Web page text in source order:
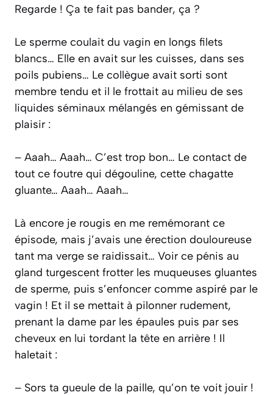
Regarde ! Ça te fait pas bander, ça ?
Le sperme coulait du vagin en longs filets
blancs… Elle en avait sur les cuisses, dans ses
poils pubiens… Le collègue avait sorti sont
membre tendu et il le frottait au milieu de ses
liquides séminaux mélangés en gémissant de
plaisir :
– Aaah… Aaah… C’est trop bon… Le contact de
tout ce foutre qui dégouline, cette chagatte
gluante… Aaah… Aaah…
Là encore je rougis en me remémorant ce
épisode, mais j’avais une érection douloureuse
tant ma verge se raidissait… Voir ce pénis au
gland turgescent frotter les muqueuses gluantes
de sperme, puis s’enfoncer comme aspiré par le
vagin ! Et il se mettait à pilonner rudement,
prenant la dame par les épaules puis par ses
cheveux en lui tordant la tête en arrière ! Il
haletait :
– Sors ta gueule de la paille, qu’on te voit jouir !